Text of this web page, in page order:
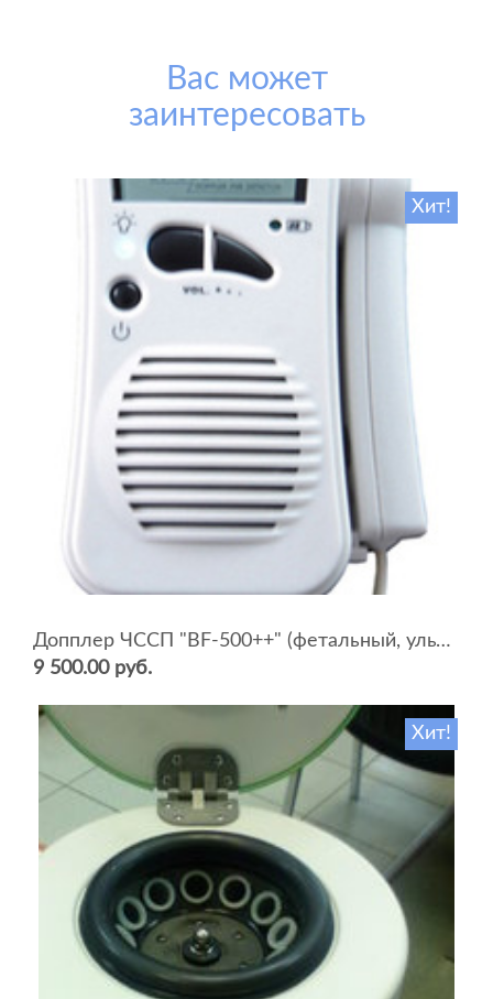
Вас может
заинтересовать
Хит!
Допплер ЧССП "BF-500++" (фетальный, ультразвуковой)
9 500.00 руб.
Хит!